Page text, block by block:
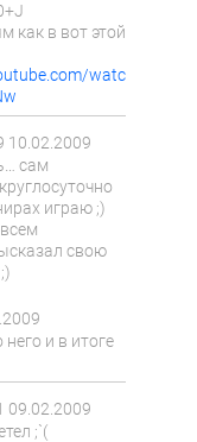
как в вот этой
watch?
10.02.2009
сам
играю ;)
свою
и в итоге
09.02.2009
;`(